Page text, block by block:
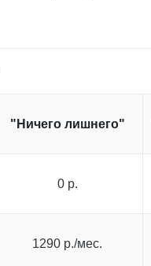
"Ничего лишнего"
0 р.
1290 р./мес.